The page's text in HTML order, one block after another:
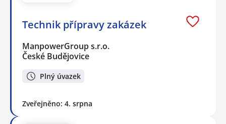
Technik přípravy zakázek
ManpowerGroup s.r.o.
České Budějovice
Plný úvazek
Zveřejněno: 4. srpna